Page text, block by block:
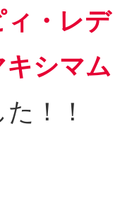
ィ・レデ
キシマム
！！